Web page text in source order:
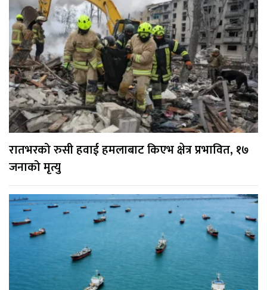
रातभरको रुसी हवाई हमलाबाट किएभ क्षेत्र प्रभावित, १७
जनाको मृत्यु